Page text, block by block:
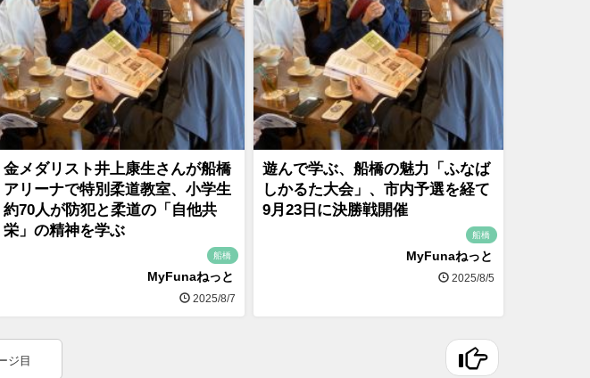
金メダリスト井上康生さんが船橋
アリーナで特別柔道教室、小学生
約70人が防犯と柔道の「自他共
栄」の精神を学ぶ
船橋
MyFunaねっと
2025/8/7
遊んで学ぶ、船橋の魅力「ふなば
しかるた大会」、市内予選を経て
9月23日に決勝戦開催
船橋
MyFunaねっと
2025/8/5
ジ目